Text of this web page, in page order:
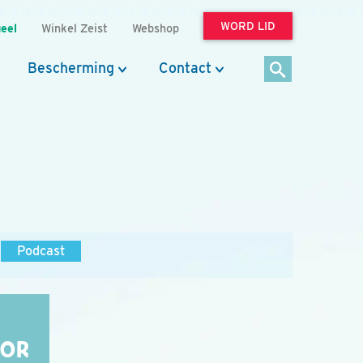
Winkel Zeist Webshop WORD LID
Bescherming Contact
Podcast